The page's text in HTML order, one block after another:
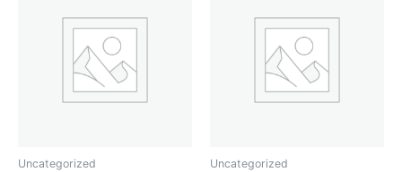
Uncategorized Uncategorized